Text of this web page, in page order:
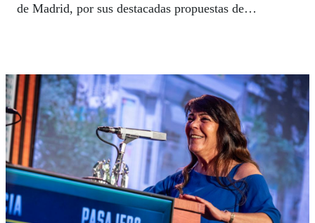
de Madrid, por sus destacadas propuestas de